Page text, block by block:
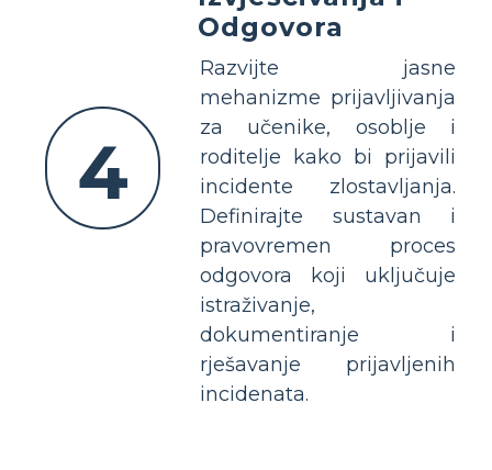
4
Odgovora
Razvijte jasne
mehanizme prijavljivanja
za učenike, osoblje i
roditelje kako bi prijavili
incidente zlostavljanja.
Definirajte sustavan i
pravovremen proces
odgovora koji uključuje
istraživanje,
dokumentiranje i
rješavanje prijavljenih
incidenata.